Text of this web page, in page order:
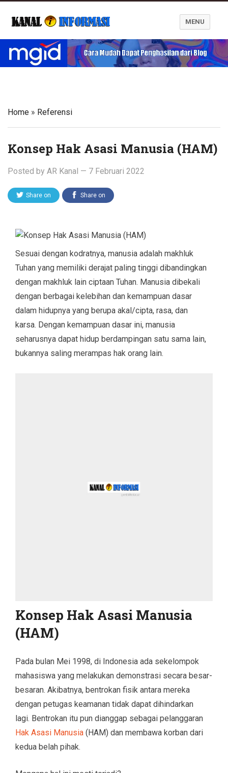
Blog Kanal Informasi
MENU
Home » Referensi
Konsep Hak Asasi Manusia (HAM)
Posted by AR Kanal — 7 Februari 2022
Share on Share on
Sesuai dengan kodratnya, manusia adalah makhluk
Tuhan yang memiliki derajat paling tinggi dibandingkan
dengan makhluk lain ciptaan Tuhan. Manusia dibekali
dengan berbagai kelebihan dan kemampuan dasar
dalam hidupnya yang berupa akal/cipta, rasa, dan
karsa. Dengan kemampuan dasar ini, manusia
seharusnya dapat hidup berdampingan satu sama lain,
bukannya saling merampas hak orang lain.
Konsep Hak Asasi Manusia
(HAM)
Pada bulan Mei 1998, di Indonesia ada sekelompok
mahasiswa yang melakukan demonstrasi secara besar-
besaran. Akibatnya, bentrokan fisik antara mereka
dengan petugas keamanan tidak dapat dihindarkan
lagi. Bentrokan itu pun dianggap sebagai pelanggaran
Hak Asasi Manusia (HAM) dan membawa korban dari
kedua belah pihak.